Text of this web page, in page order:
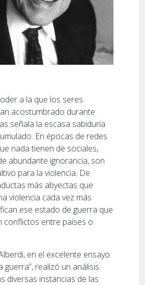
a la que los seres
acostumbrado durante
señala la escasa sabiduría
En épocas de redes
nada tienen de sociales,
abundante ignorancia, son
para la violencia. De
más abyectas que
violencia cada vez más
ese estado de guerra que
conflictos entre países o
en el excelente ensayo
guerra”, realizó un análisis
diversas instancias de las